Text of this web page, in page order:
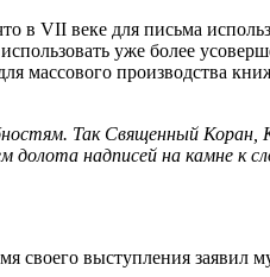
в VII веке для письма
уже более
массового производства
Так Священный
долота надписей на камне к
своего выступления заявил